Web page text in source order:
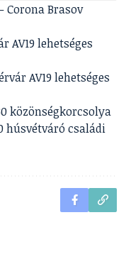
Corona Brasov
AV19 lehetséges
AV19 lehetséges
közönségkorcsolya
húsvétváró családi